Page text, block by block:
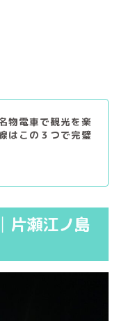
物電車で観光を楽
はこの３つで完璧
片瀬江ノ島